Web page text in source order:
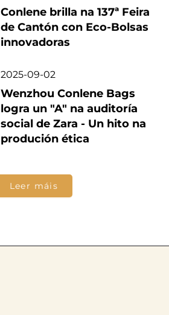
Conlene brilla na 137ª Feira
de Cantón con Eco-Bolsas
innovadoras
2025-09-02
Wenzhou Conlene Bags
logra un "A" na auditoría
social de Zara - Un hito na
produción ética
Leer máis